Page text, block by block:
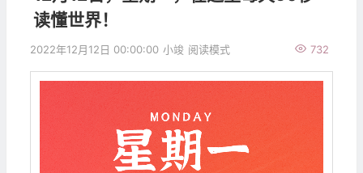
读懂世界！
2022年12月12日 00:00:00 小竣 732
阅读模式